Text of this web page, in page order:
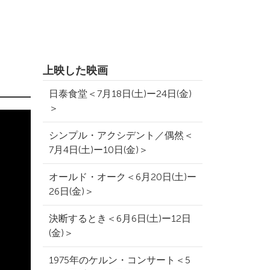
上映した映画
日泰食堂＜7月18日(土)ー24日(金)
＞
シンプル・アクシデント／偶然＜
7月4日(土)ー10日(金)＞
オールド・オーク＜6月20日(土)ー
26日(金)＞
決断するとき＜6月6日(土)ー12日
(金)＞
1975年のケルン・コンサート＜5